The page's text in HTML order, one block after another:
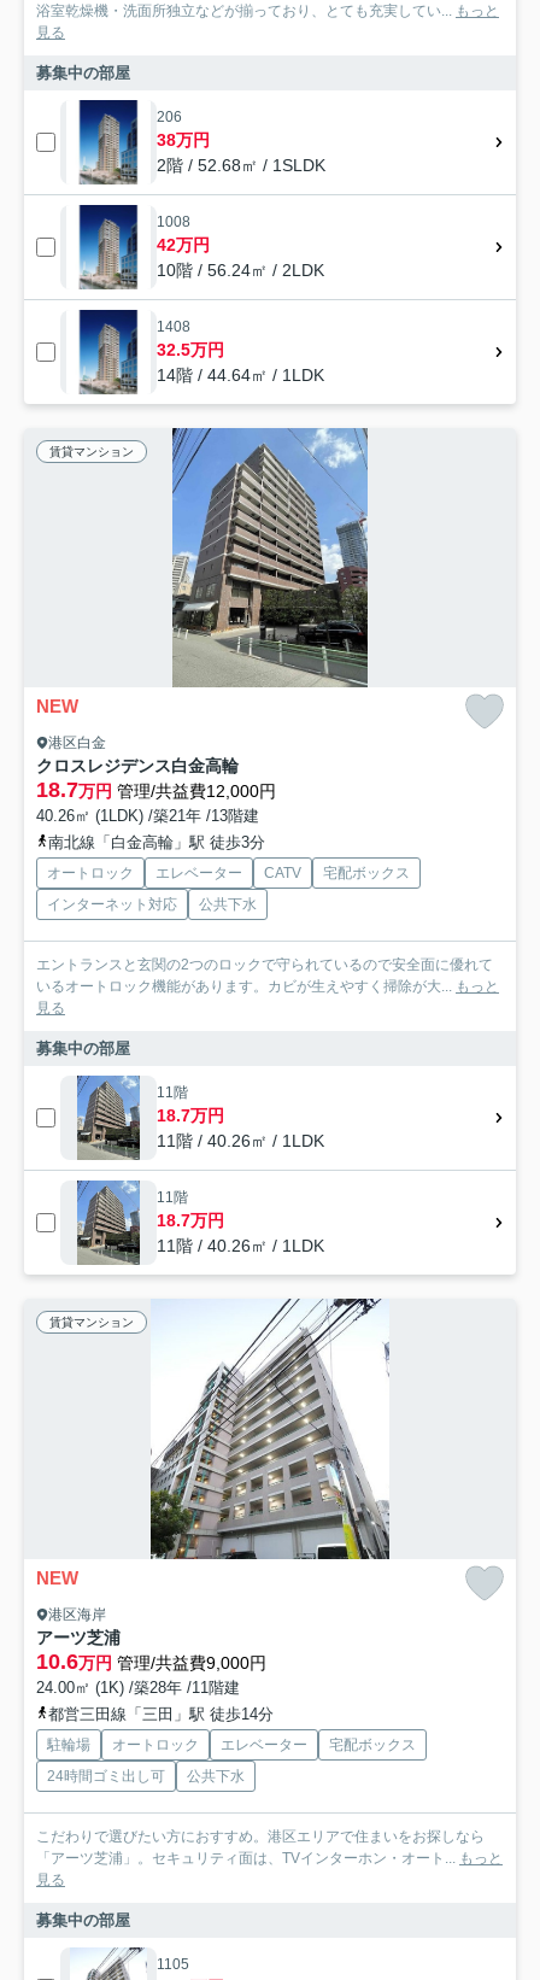
浴室乾燥機・洗面所独立などが揃っており、とても充実してい... もっと
見る
募集中の部屋
206
38万円
2階 / 52.68㎡ / 1SLDK
1008
42万円
10階 / 56.24㎡ / 2LDK
1408
32.5万円
14階 / 44.64㎡ / 1LDK
賃貸マンション
NEW
港区白金
クロスレジデンス白金高輪
18.7万円 管理/共益費12,000円
40.26㎡ (1LDK) /築21年 /13階建
南北線「白金高輪」駅 徒歩3分
オートロック エレベーター CATV
宅配ボックス
インターネット対応
公共下水
エントランスと玄関の2つのロックで守られているので安全面に優れて
いるオートロック機能があります。カビが生えやすく掃除が大... もっと
見る
募集中の部屋
11階
18.7万円
11階 / 40.26㎡ / 1LDK
11階
18.7万円
11階 / 40.26㎡ / 1LDK
賃貸マンション
NEW
港区海岸
アーツ芝浦
10.6万円 管理/共益費9,000円
24.00㎡ (1K) /築28年 /11階建
都営三田線「三田」駅 徒歩14分
駐輪場 オートロック エレベーター
宅配ボックス
24時間ゴミ出し可
公共下水
こだわりで選びたい方におすすめ。港区エリアで住まいをお探しなら
「アーツ芝浦」。セキュリティ面は、TVインターホン・オート...
もっと
見る
募集中の部屋
1105